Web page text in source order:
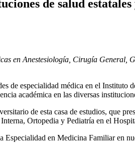
de salud estatales
en Anestesiología, Cirugía
de especialidad médica en el
académica en las diversas
de esta casa de estudios, que
Ortopedia y Pediatría en el
en Medicina Familiar en